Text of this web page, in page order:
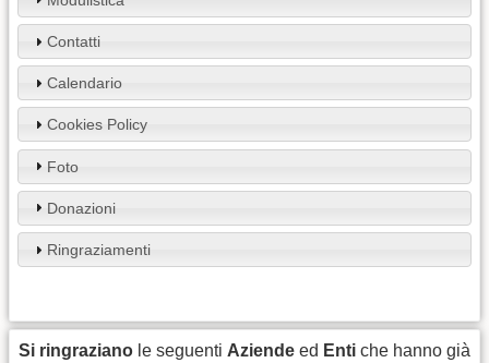
Contatti
Calendario
Cookies Policy
Foto
Donazioni
Ringraziamenti
Si ringraziano le seguenti Aziende ed Enti che hanno già